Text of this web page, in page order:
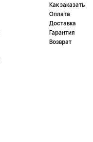
Как заказать
Оплата
Доставка
Гарантия
Возврат